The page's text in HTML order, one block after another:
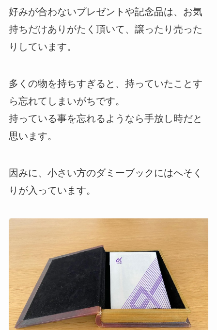
好みが合わないプレゼントや記念品は、お気
持ちだけありがたく頂いて、譲ったり売った
りしています。
多くの物を持ちすぎると、持っていたことす
ら忘れてしまいがちです。
持っている事を忘れるようなら手放し時だと
思います。
因みに、小さい方のダミーブックにはへそく
りが入っています。